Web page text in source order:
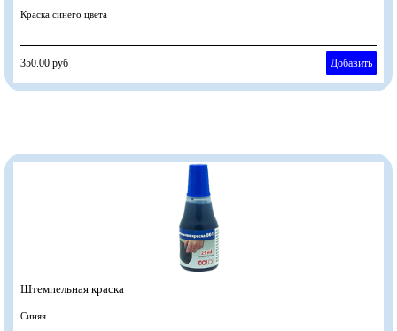
Краска синего цвета
350.00 руб Добавить
Штемпельная краска
Синяя